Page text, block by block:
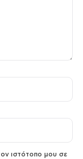
ιστότοπο μου σε